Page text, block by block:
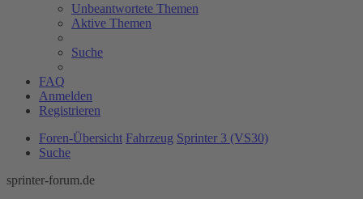
Unbeantwortete Themen
Aktive Themen
Suche
FAQ
Anmelden
Registrieren
Foren-Übersicht Fahrzeug Sprinter 3 (VS30)
Suche
sprinter-forum.de